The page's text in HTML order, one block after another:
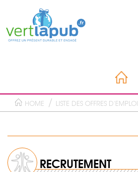
HOME LISTE DES OFFRES D'EMPLOI
RECRUTEMENT